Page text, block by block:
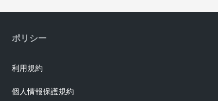
ポリシー
利用規約
個人情報保護規約